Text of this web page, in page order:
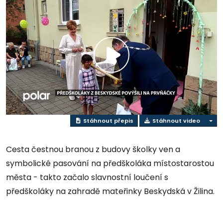
Přehrát
video
Stáhnout přepis Stáhnout video
Cesta čestnou branou z budovy školky ven a
symbolické pasování na předškoláka místostarostou
města - takto začalo slavnostní loučení s
předškoláky na zahradě mateřinky Beskydská v Žilina.